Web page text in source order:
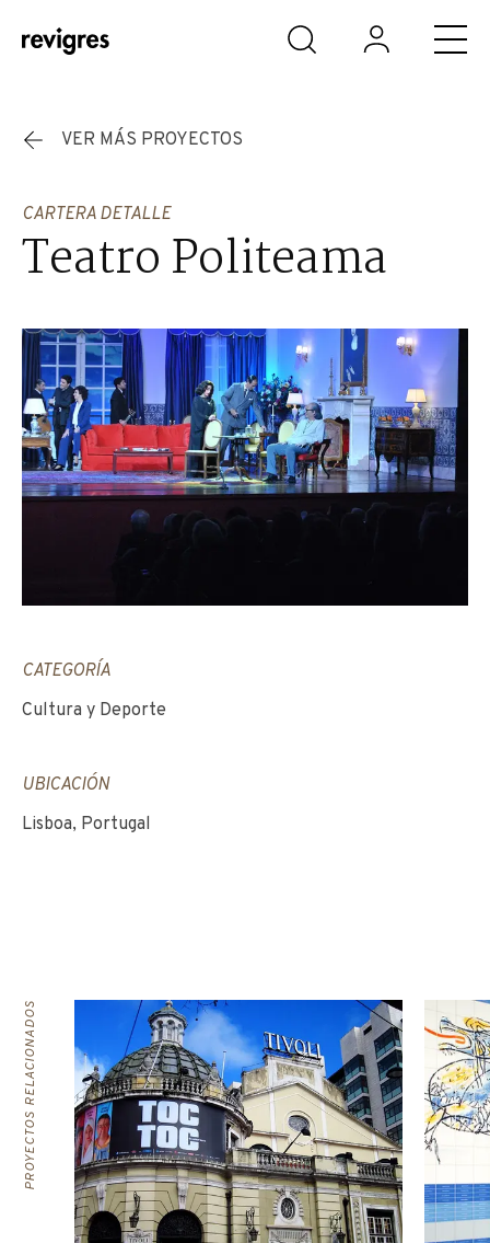
Saltar al contenido principal
VER MÁS PROYECTOS
CARTERA DETALLE
Teatro Politeama
CATEGORÍA
Cultura y Deporte
UBICACIÓN
Lisboa, Portugal
PROYECTOS RELACIONADOS